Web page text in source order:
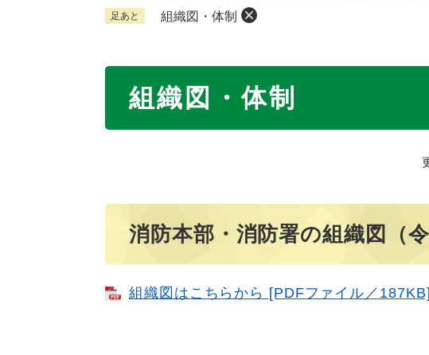
足あと 組織図・体制
組織図・体制
消防本部・消防署の組織図（
組織図はこちらから [PDFファイル／187KB]